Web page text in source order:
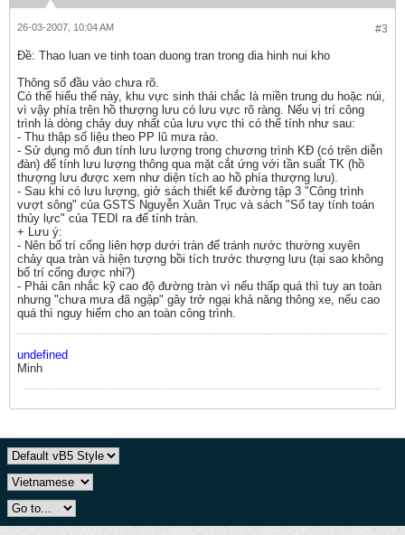
#3
26-03-2007, 10:04 AM
Ðề: Thao luan ve tinh toan duong tran trong dia hinh nui kho
Thông số đầu vào chưa rõ.
Có thể hiểu thế này, khu vực sinh thái chắc là miền trung du hoặc núi,
vì vậy phía trên hồ thượng lưu có lưu vực rõ ràng. Nếu vị trí công
trình là dòng chảy duy nhất của lưu vực thì có thể tính như sau:
- Thu thập số liệu theo PP lũ mưa rào.
- Sử dụng mô đun tính lưu lượng trong chương trình KĐ (có trên diễn
đàn) để tính lưu lượng thông qua mặt cắt ứng với tần suất TK (hồ
thượng lưu được xem như diện tích ao hồ phía thượng lưu).
- Sau khi có lưu lượng, giở sách thiết kế đường tập 3 "Công trình
vượt sông" của GSTS Nguyễn Xuân Trục và sách "Sổ tay tính toán
thủy lực" của TEDI ra để tính tràn.
+ Lưu ý:
- Nên bố trí cống liên hợp dưới tràn để tránh nước thường xuyên
chảy qua tràn và hiện tượng bồi tích trước thượng lưu (tại sao không
bố trí cống được nhỉ?)
- Phải cân nhắc kỹ cao độ đường tràn vì nếu thấp quá thì tuy an toàn
nhưng "chưa mưa đã ngập" gây trở ngại khả năng thông xe, nếu cao
quá thì nguy hiểm cho an toàn công trình.
undefined
Minh